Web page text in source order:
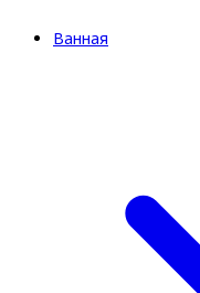
Ванная